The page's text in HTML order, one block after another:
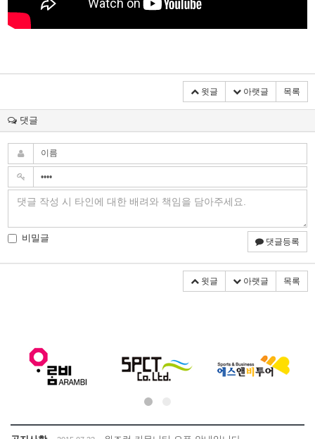
윗글 아랫글 목록
댓글
비밀글 댓글등록
윗글 아랫글 목록